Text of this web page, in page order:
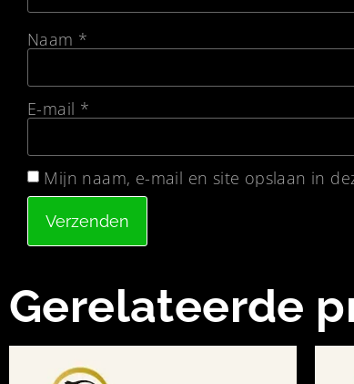
Naam *
E-mail *
Mijn naam, e-mail en site opslaan in
Gerelateerde